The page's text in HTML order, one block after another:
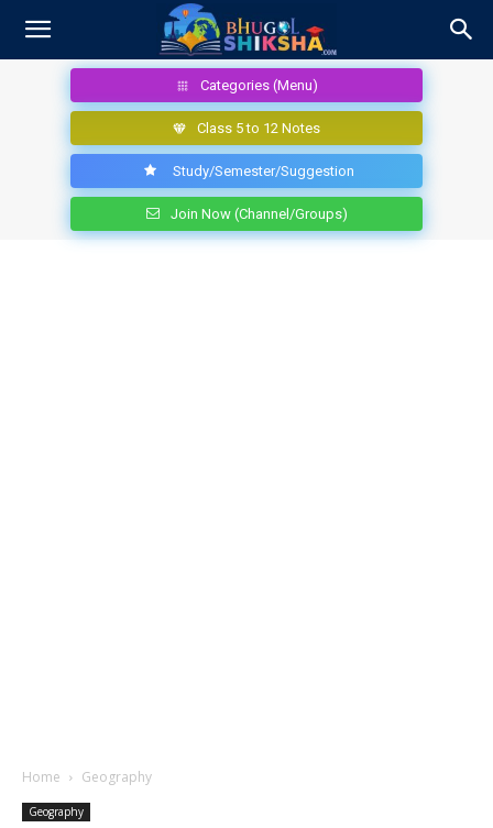
Categories (Menu)
Class 5 to 12 Notes
Study/Semester/Suggestion
Join Now (Channel/Groups)
Home Geography
Geography